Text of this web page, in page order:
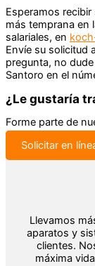
Esperamos
más temprana en
salariales, en
Envíe su solicitud
pregunta, no
Santoro en el
¿Le gustaría
Forme parte de
Solicitar en
Llevamos
aparatos y
clientes.
máxima